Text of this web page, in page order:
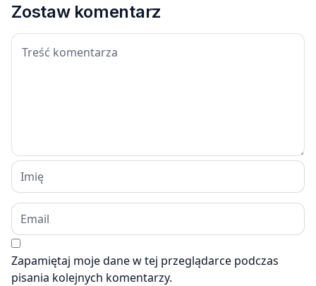
Zostaw komentarz
Zapamiętaj moje dane w tej przeglądarce podczas
pisania kolejnych komentarzy.